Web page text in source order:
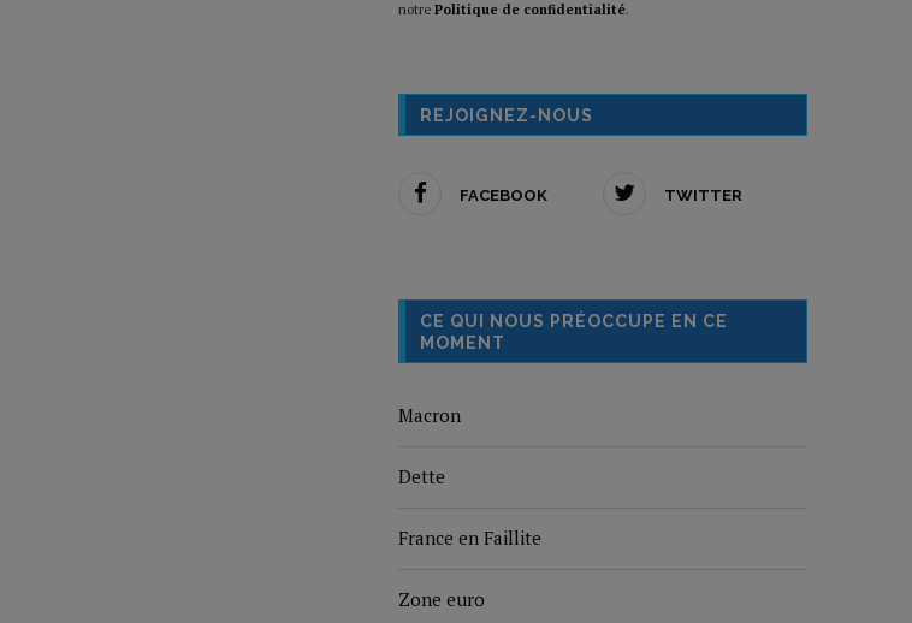
notre Politique de confidentialité.
REJOIGNEZ-NOUS
FACEBOOK TWITTER
CE QUI NOUS PRÉOCCUPE EN CE
MOMENT
Macron
Dette
France en Faillite
Zone euro